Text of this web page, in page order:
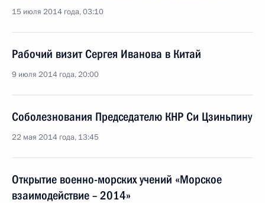
15 июля 2014 года, 03:10
Рабочий визит Сергея Иванова в Китай
9 июля 2014 года, 20:00
Соболезнования Председателю КНР Си Цзиньпину
22 мая 2014 года, 13:45
Открытие военно-морских учений «Морское
взаимодействие – 2014»